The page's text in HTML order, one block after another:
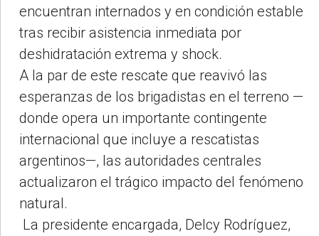
encuentran internados y en condición estable
tras recibir asistencia inmediata por
deshidratación extrema y shock.
A la par de este rescate que reavivó las
esperanzas de los brigadistas en el terreno —
donde opera un importante contingente
internacional que incluye a rescatistas
argentinos—, las autoridades centrales
actualizaron el trágico impacto del fenómeno
natural.
La presidente encargada, Delcy Rodríguez,